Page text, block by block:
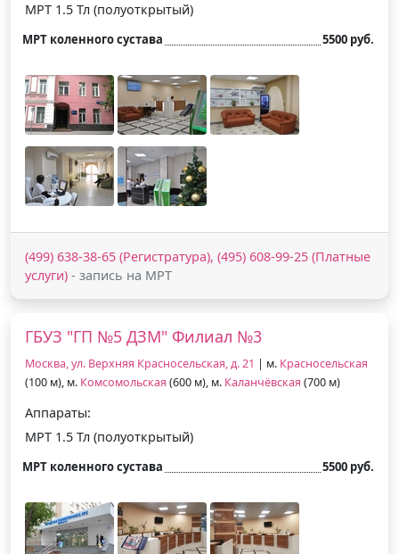
МРТ 1.5 Тл (полуоткрытый)
МРТ коленного сустава 5500 руб.
(499) 638-38-65 (Регистратура), (495) 608-99-25 (Платные
услуги) - запись на МРТ
ГБУЗ "ГП №5 ДЗМ" Филиал №3
Москва, ул. Верхняя Красносельская, д. 21 | м. Красносельская
(100 м), м. Комсомольская (600 м), м. Каланчёвская (700 м)
Аппараты:
МРТ 1.5 Тл (полуоткрытый)
МРТ коленного сустава 5500 руб.